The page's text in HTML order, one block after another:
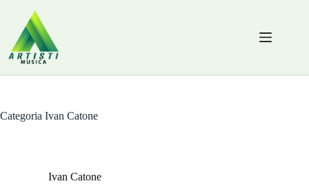
contenuto
Categoria Ivan Catone
Ivan Catone